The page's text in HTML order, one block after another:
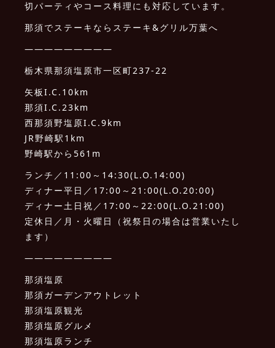
切パーティやコース料理にも対応しています。
那須でステーキならステーキ&グリル万葉へ
—————————
栃木県那須塩原市一区町237-22
矢板I.C.10km
那須I.C.23km
西那須野塩原I.C.9km
JR野崎駅1km
野崎駅から561m
ランチ／11:00～14:30(L.O.14:00)
ディナー平日／17:00～21:00(L.O.20:00)
ディナー土日祝／17:00～22:00(L.O.21:00)
定休日／月・火曜日（祝祭日の場合は営業いたし
ます）
—————————
那須塩原
那須ガーデンアウトレット
那須塩原観光
那須塩原グルメ
那須塩原ランチ